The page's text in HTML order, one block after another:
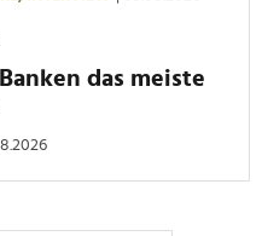
das meiste